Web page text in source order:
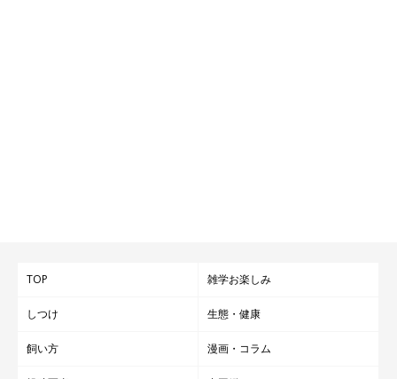
TOP 雑学お楽しみ
しつけ 生態・健康
飼い方 漫画・コラム